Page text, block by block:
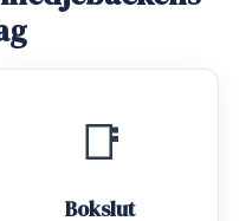
📑
Bokslut